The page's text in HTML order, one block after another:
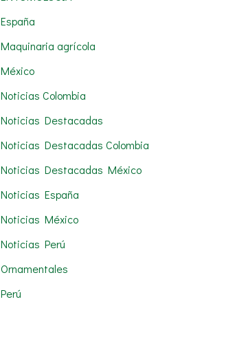
:España
Maquinaria agrícola
México
Noticias Colombia
Noticias Destacadas
Noticias Destacadas Colombia
Noticias Destacadas México
Noticias España
Noticias México
Noticias Perú
Ornamentales
Perú